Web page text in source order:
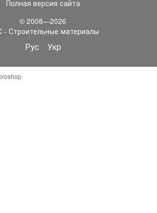
Полная версия сайта
© 2008—2026
- Строительные материалы
Рус Укр